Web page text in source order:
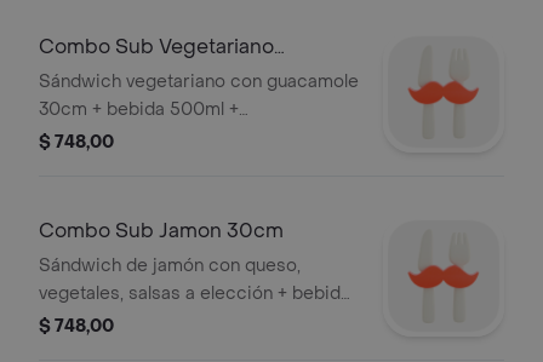
Combo Sub Vegetariano
Guacamole 30cm
Sándwich vegetariano con guacamole
30cm + bebida 500ml +
acompañamiento a elección
$ 748,00
Combo Sub Jamon 30cm
Sándwich de jamón con queso,
vegetales, salsas a elección + bebida
500ml + acompañamiento a elección
$ 748,00